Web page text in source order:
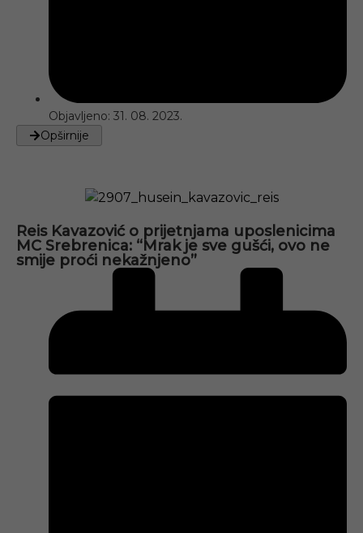
Objavljeno: 31. 08. 2023.
Opširnije
Reis Kavazović o prijetnjama uposlenicima
MC Srebrenica: “Mrak je sve gušći, ovo ne
smije proći nekažnjeno”